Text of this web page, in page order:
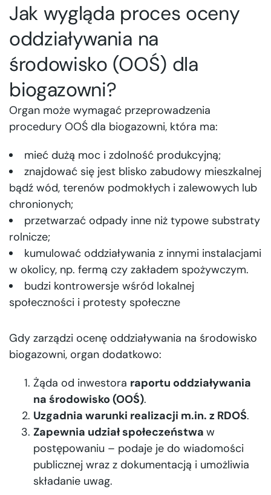
Jak wygląda proces oceny
oddziaływania na
środowisko (OOŚ) dla
biogazowni?
Organ może wymagać przeprowadzenia
procedury OOŚ dla biogazowni, która ma:
mieć dużą moc i zdolność produkcyjną;
znajdować się jest blisko zabudowy mieszkalnej
bądź wód, terenów podmokłych i zalewowych lub
chronionych;
przetwarzać odpady inne niż typowe substraty
rolnicze;
kumulować oddziaływania z innymi instalacjami
w okolicy, np. fermą czy zakładem spożywczym.
budzi kontrowersje wśród lokalnej
społeczności i protesty społeczne
Gdy zarządzi ocenę oddziaływania na środowisko
biogazowni, organ dodatkowo:
Żąda od inwestora raportu oddziaływania
na środowisko (OOŚ).
Uzgadnia warunki realizacji m.in. z RDOŚ.
Zapewnia udział społeczeństwa w
postępowaniu – podaje je do wiadomości
publicznej wraz z dokumentacją i umożliwia
składanie uwag.